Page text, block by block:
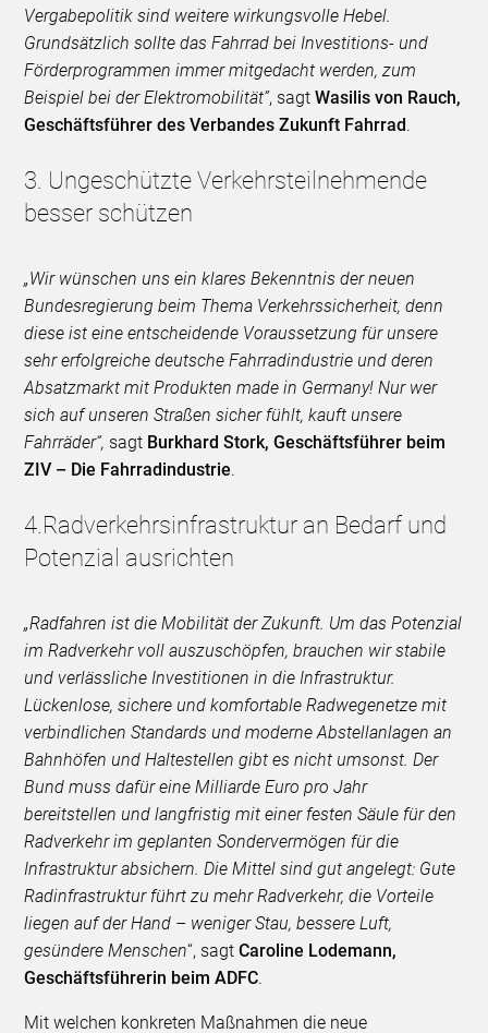
Vergabepolitik sind weitere wirkungsvolle Hebel.
Grundsätzlich sollte das Fahrrad bei Investitions- und
Förderprogrammen immer mitgedacht werden, zum
Beispiel bei der Elektromobilität”, sagtWasilis von Rauch,
Geschäftsführer des Verbandes Zukunft Fahrrad.
3. Ungeschützte Verkehrsteilnehmende
besser schützen
„Wir wünschen uns ein klares Bekenntnis der neuen
Bundesregierung beim Thema Verkehrssicherheit, denn
diese ist eine entscheidende Voraussetzung für unsere
sehr erfolgreiche deutsche Fahrradindustrie und deren
Absatzmarkt mit Produkten made in Germany! Nur wer
sich auf unseren Straßen sicher fühlt, kauft unsere
Fahrräder“, sagt Burkhard Stork, Geschäftsführer beim
ZIV – Die Fahrradindustrie.
4.Radverkehrsinfrastruktur an Bedarf und
Potenzial ausrichten
„Radfahren ist die Mobilität der Zukunft. Um das Potenzial
im Radverkehr voll auszuschöpfen, brauchen wir stabile
und verlässliche Investitionen in die Infrastruktur.
Lückenlose, sichere und komfortable Radwegenetze mit
verbindlichen Standards und moderne Abstellanlagen an
Bahnhöfen und Haltestellen gibt es nicht umsonst. Der
Bund muss dafür eine Milliarde Euro pro Jahr
bereitstellen und langfristig mit einer festen Säule für den
Radverkehr im geplanten Sondervermögen für die
Infrastruktur absichern. Die Mittel sind gut angelegt: Gute
Radinfrastruktur führt zu mehr Radverkehr, die Vorteile
liegen auf der Hand – weniger Stau, bessere Luft,
gesündere Menschen“, sagtCaroline Lodemann,
Geschäftsführerin beim ADFC.
Mit welchen konkreten Maßnahmen die neue